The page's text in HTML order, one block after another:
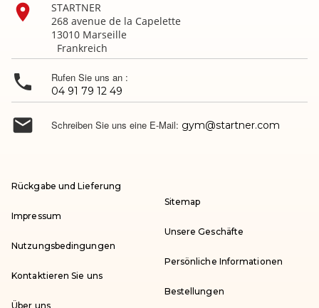

STARTNER
268 avenue de la Capelette
13010 Marseille
Frankreich
 Rufen Sie uns an :
04 91 79 12 49
 Schreiben Sie uns eine E-Mail: gym@startner.com
Rückgabe und Lieferung
Impressum
Nutzungsbedingungen
Kontaktieren Sie uns
Über uns
Sitemap
Unsere Geschäfte
Persönliche Informationen
Bestellungen